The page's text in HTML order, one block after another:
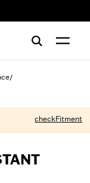
/
checkFitment